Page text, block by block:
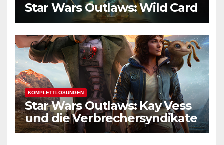
Star Wars Outlaws: Wild Card
KOMPLETTLÖSUNGEN
Star Wars Outlaws: Kay Vess
und die Verbrechersyndikate